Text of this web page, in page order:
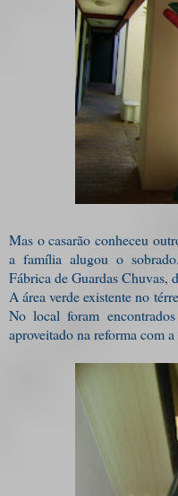
Mas o casarão conheceu
a família alugou o
Fábrica de Guardas Chuvas,
A área verde existente no
No local foram
aproveitado na reforma com